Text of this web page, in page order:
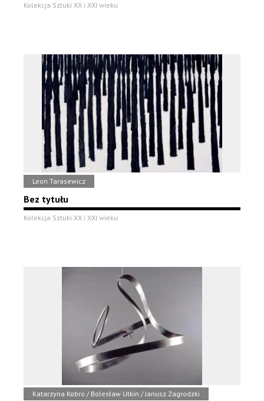
Kolekcja Sztuki XX i XXI wieku
Leon Tarasewicz
Bez tytułu
Kolekcja Sztuki XX i XXI wieku
Katarzyna Kobro / Bolesław Utkin / Janusz Zagrodzki